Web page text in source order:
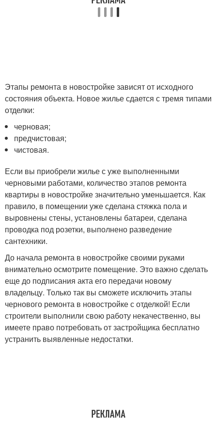
Этапы ремонта в новостройке зависят от исходного
состояния объекта. Новое жилье сдается с тремя типами
отделки:
черновая;
предчистовая;
чистовая.
Если вы приобрели жилье с уже выполненными
черновыми работами, количество этапов ремонта
квартиры в новостройке значительно уменьшается. Как
правило, в помещении уже сделана стяжка пола и
выровнены стены, установлены батареи, сделана
проводка под розетки, выполнено разведение
сантехники.
До начала ремонта в новостройке своими руками
внимательно осмотрите помещение. Это важно сделать
еще до подписания акта его передачи новому
владельцу. Только так вы сможете исключить этапы
чернового ремонта в новостройке с отделкой! Если
строители выполнили свою работу некачественно, вы
имеете право потребовать от застройщика бесплатно
устранить выявленные недостатки.